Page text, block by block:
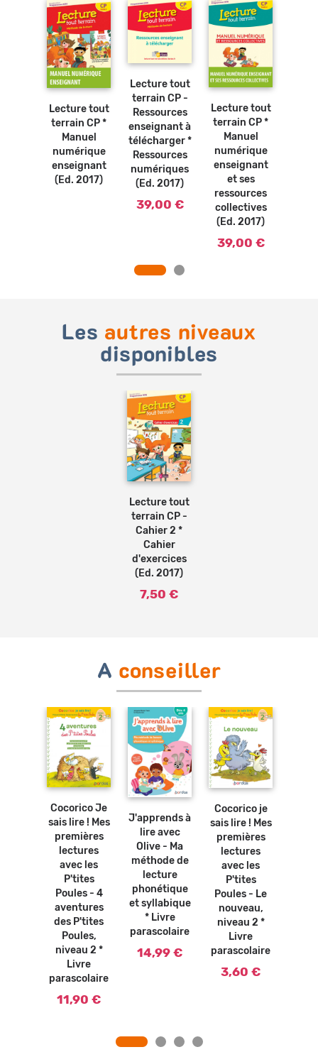
Lecture tout
terrain CP *
Manuel
numérique
enseignant
(Ed. 2017)
Ajouter
au
Lecture tout
terrain CP -
Ressources
enseignant à
télécharger *
Ressources
numériques
(Ed. 2017)
39,00 €
Lecture tout
terrain CP *
Manuel
numérique
enseignant
et ses
ressources
collectives
(Ed. 2017)
39,00 €
Les autres niveaux
disponibles
Ajouter
au
Lecture tout
terrain CP -
Cahier 2 *
Cahier
d'exercices
(Ed. 2017)
7,50 €
A conseiller
Ajouter
au
Cocorico Je
sais lire ! Mes
premières
lectures
avec les
P'tites
Poules - 4
aventures
des P'tites
Poules,
niveau 2 *
Livre
parascolaire
11,90 €
Ajouter
au
J'apprends à
lire avec
Olive - Ma
méthode de
lecture
phonétique
et syllabique
* Livre
parascolaire
14,99 €
Ajouter
au
Cocorico je
sais lire ! Mes
premières
lectures
avec les
P'tites
Poules - Le
nouveau,
niveau 2 *
Livre
parascolaire
3,60 €